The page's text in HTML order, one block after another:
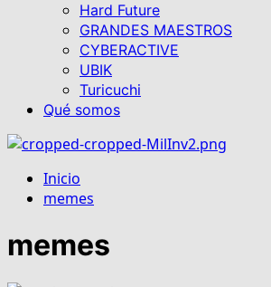
Hard Future
GRANDES MAESTROS
CYBERACTIVE
UBIK
Turicuchi
Qué somos
Inicio
memes
memes